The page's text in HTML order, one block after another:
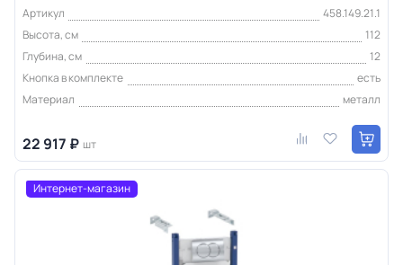
Артикул
458.149.21.1
Высота, см
112
Глубина, см
12
Кнопка в комплекте
есть
Материал
металл
22 917 ₽ шт
Интернет-магазин